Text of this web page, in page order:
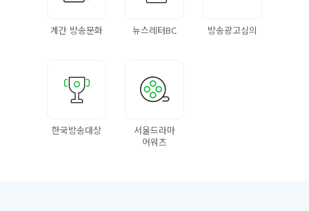
계간 방송문화 뉴스레터BC 방송광고심의
한국방송대상
서울드라마
어워즈